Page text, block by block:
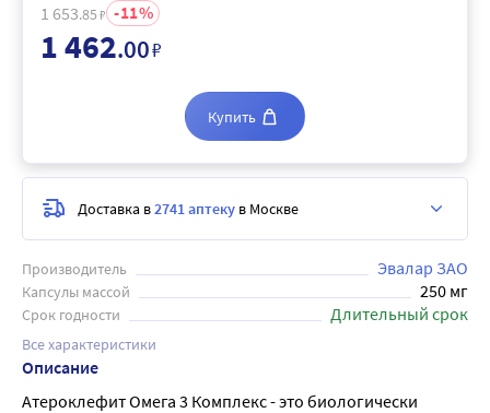
Производитель Эвалар ЗАО
Капсулы массой 250 мг
Срок годности Длительный срок
Все характеристики
Описание
Атероклефит Омега 3 Комплекс - это биологически
1 653.85 ₽ 11
1 462.00₽
Купить
Доставка в2741 аптеку в Москве